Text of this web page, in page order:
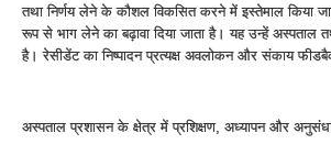
तथा निर्णय लेने के कौशल विकसित करने में इस्‍तेमाल किया
रूप से भाग लेने का बढ़ावा दिया जाता है। यह उन्‍हें
है। रेसीडेंट का निष्‍पादन प्रत्‍यक्ष अवलोकन और संकाय
अस्‍पताल प्रशासन के क्षेत्र में प्रशिक्षण, अध्‍यापन और